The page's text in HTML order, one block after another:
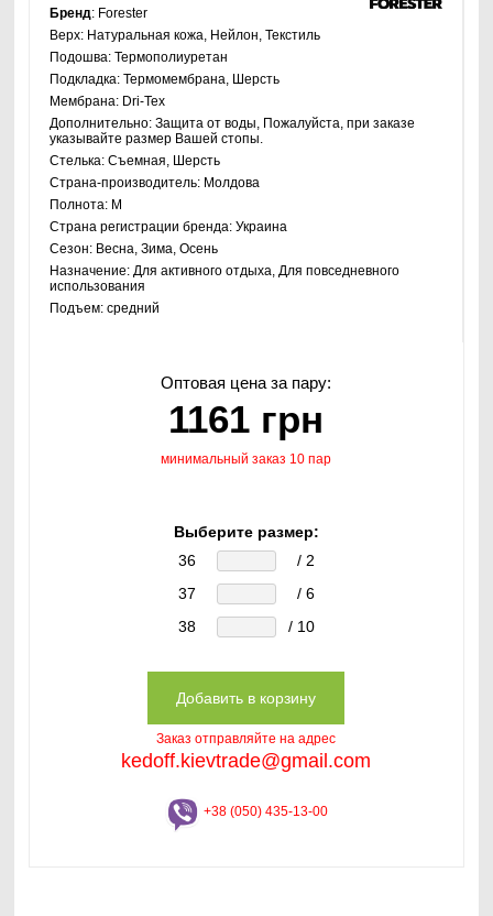
Бренд: Forester
Верх: Натуральная кожа, Нейлон, Текстиль
Подошва:Термополиуретан
Подкладка:Термомембрана, Шерсть
Мембрана: Dri-Tex
Дополнительно:Защита от воды, Пожалуйста, при заказе
указывайте размер Вашей стопы.
Стелька:Съемная, Шерсть
Страна-производитель: Молдова
Полнота: M
Страна регистрации бренда:Украина
Сезон: Весна, Зима, Осень
Назначение:Для активного отдыха, Для повседневного
использования
Подъем:средний
Оптовая цена за пару:
1161 грн
минимальный заказ 10 пар
Выберите размер:
36
/ 2
37
/ 6
38
/ 10
Заказ отправляйте на адрес
kedoff.kievtrade@gmail.com
+38 (050) 435-13-00